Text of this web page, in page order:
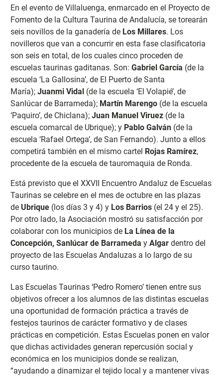
En el evento de Villaluenga, enmarcado en el Proyecto de
Fomento de la Cultura Taurina de Andalucía, se torearán
seis novillos de la ganadería de Los Millares. Los
novilleros que van a concurrir en esta fase clasificatoria
son seis en total, de los cuales cinco proceden de
escuelas taurinas gaditanas. Son: Gabriel García (de la
escuela ‘La Gallosina’, de El Puerto de Santa
María); Juanmi Vidal (de la escuela ‘El Volapié’, de
Sanlúcar de Barrameda); Martín Marengo(de la escuela
‘Paquiro’, de Chiclana); Juan Manuel Viruez (de la
escuela comarcal de Ubrique); y Pablo Galván(de la
escuela ‘Rafael Ortega’, de San Fernando). Junto a ellos
competirá también en el mismo cartel Rojas Ramírez,
procedente de la escuela de tauromaquia de Ronda.
Está previsto que el XXVII Encuentro Andaluz de Escuelas
Taurinas se celebre en el mes de octubre en las plazas
de Ubrique(los días 3 y 4) y Los Barrios(el 24 y el 25).
Por otro lado, la Asociación mostró su satisfacción por
colaborar con los municipios de La Línea de la
Concepción, Sanlúcar de Barrameda yAlgardentro del
proyecto de las Escuelas Andaluzas a lo largo de su
curso taurino.
Las Escuelas Taurinas ‘Pedro Romero’ tienen entre sus
objetivos ofrecer a los alumnos de las distintas escuelas
una oportunidad de formación práctica a través de
festejos taurinos de carácter formativo y de clases
prácticas en competición. Estas Escuelas ponen en valor
que dichas actividades generan repercusión social y
económica en los municipios donde se realizan,
“ayudando a dinamizar el tejido local y a mantener vivas